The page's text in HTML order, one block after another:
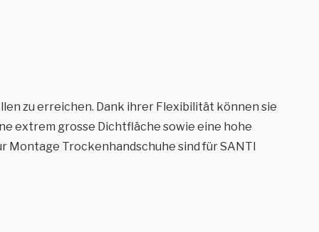
zu erreichen. Dank ihrer Flexibilität können sie
extrem grosse Dichtfläche sowie eine hohe
Montage Trockenhandschuhe sind für SANTI